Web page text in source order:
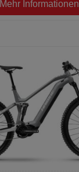
Mehr Informationen